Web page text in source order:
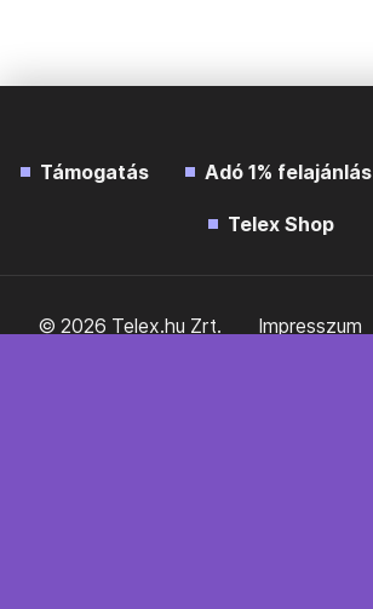
Támogatás Adó 1% felajánlás
Telex Shop
© 2026 Telex.hu Zrt. Impresszum